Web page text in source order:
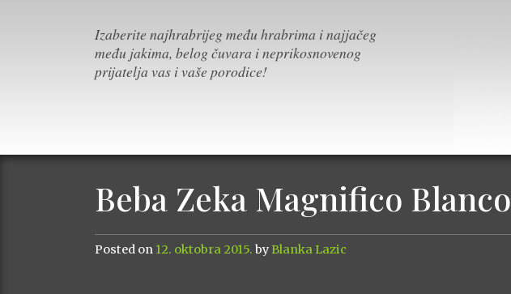
Izaberite najhrabrijeg među hrabrima i najjačeg
među jakima, belog čuvara i neprikosnovenog
prijatelja vas i vaše porodice!
Beba Zeka Magnifico Blanco
Posted on 12. oktobra 2015. by Blanka Lazic